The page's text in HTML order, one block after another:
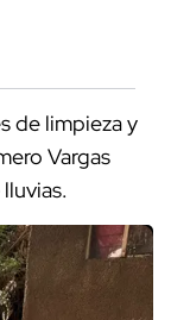
de limpieza y
Vargas